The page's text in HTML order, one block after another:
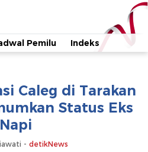
Pemilu Indeks
Caleg di Tarakan
Status Eks
Napi
- detikNews